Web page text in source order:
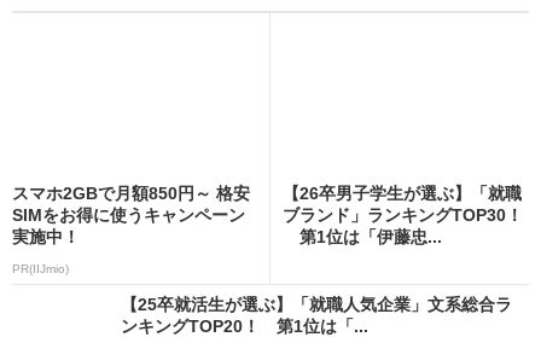
スマホ2GBで月額850円～ 格安
SIMをお得に使うキャンペーン
実施中！
PR(IIJmio)
【26卒男子学生が選ぶ】「就職
ブランド」ランキングTOP30！
第1位は「伊藤忠...
【25卒就活生が選ぶ】「就職人気企業」文系総合ラ
ンキングTOP20！ 第1位は「...